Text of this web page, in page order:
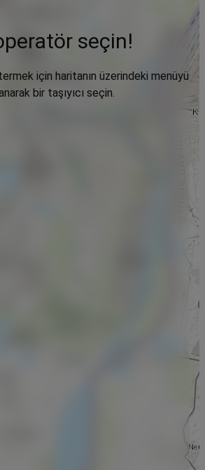
seçin!
için haritanın üzerindeki menüyü
bir taşıyıcı seçin.